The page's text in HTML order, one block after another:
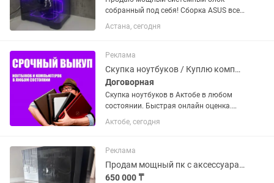
собранный под себя! Сборка ASUS все
девайсы топовые для онлайн игр и
всех проходимых. Если покупаете
Астана, сегодня
Реклама
Скупка ноутбуков / Куплю компьютер
Договорная
Скупка ноутбуков в Актобе в любом
состоянии. Быстрая онлайн оценка.
Выплатим быстро. Удобно!
Оперативно! Принимаем от 2012 года
нерабочие, сломанные и не
включающие...
Актобе, сегодня
Реклама
Продам мощный пк с аксессуарами
650 000 ₸